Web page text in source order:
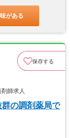
がある
保存する
師求人
群の調剤薬局で